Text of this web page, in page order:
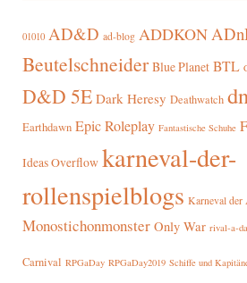
01010 AD&D ad-blog ADDKON
Beutelschneider Blue Planet BTL
D&D 5E Dark Heresy Deathwatch
Earthdawn Epic Roleplay Fantastische Schuhe
Ideas Overflow karneval-der-
rollenspielblogs Karneval der
Monostichonmonster Only War rival-a-
Carnival RPGaDay RPGaDay2019 Schiffe und